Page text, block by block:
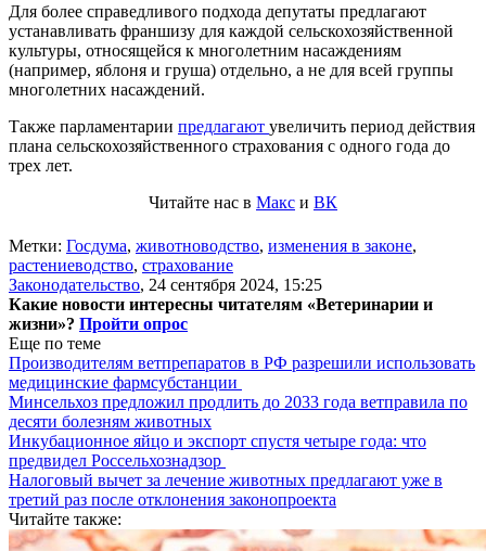
Для более справедливого подхода депутаты предлагают
устанавливать франшизу для каждой сельскохозяйственной
культуры, относящейся к многолетним насаждениям
(например, яблоня и груша) отдельно, а не для всей группы
многолетних насаждений.
Также парламентарии предлагают увеличить период действия
плана сельскохозяйственного страхования с одного года до
трех лет.
Читайте нас в Макс и ВК
Метки: Госдума, животноводство, изменения в законе,
растениеводство, страхование
Законодательство, 24 сентября 2024, 15:25
Какие новости интересны читателям «Ветеринарии и
жизни»? Пройти опрос
Еще по теме
Производителям ветпрепаратов в РФ разрешили использовать
медицинские фармсубстанции
Минсельхоз предложил продлить до 2033 года ветправила по
десяти болезням животных
Инкубационное яйцо и экспорт спустя четыре года: что
предвидел Россельхознадзор
Налоговый вычет за лечение животных предлагают уже в
третий раз после отклонения законопроекта
Читайте также: